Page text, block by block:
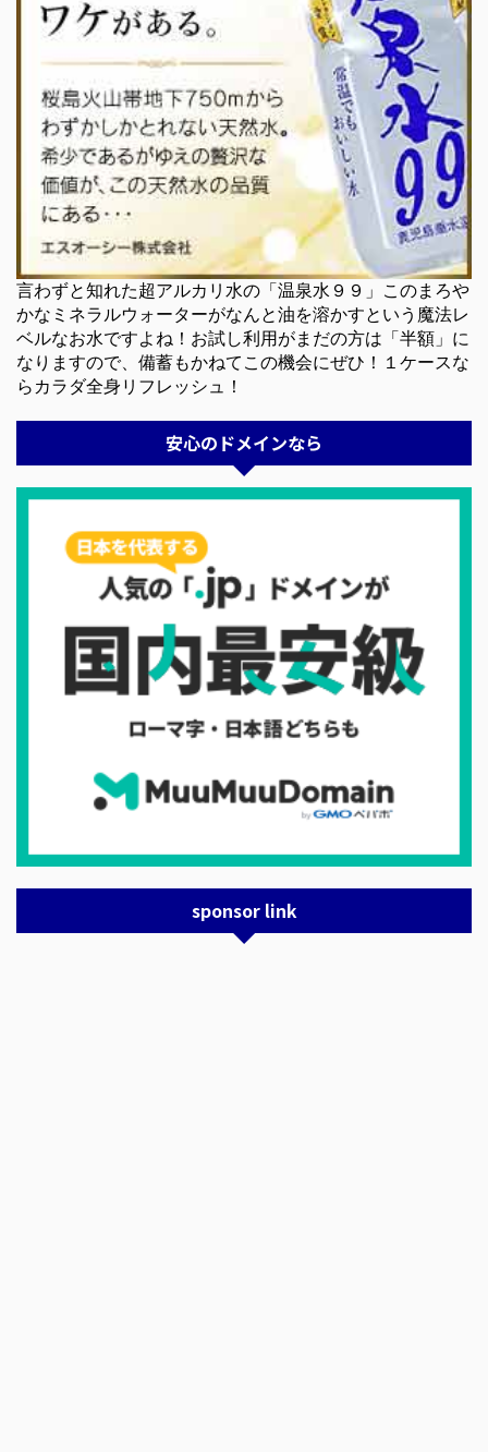
言わずと知れた超アルカリ水の「温泉水９９」このまろや
かなミネラルウォーターがなんと油を溶かすという魔法レ
ベルなお水ですよね！お試し利用がまだの方は「半額」に
なりますので、備蓄もかねてこの機会にぜひ！１ケースな
らカラダ全身リフレッシュ！
安心のドメインなら
sponsor link